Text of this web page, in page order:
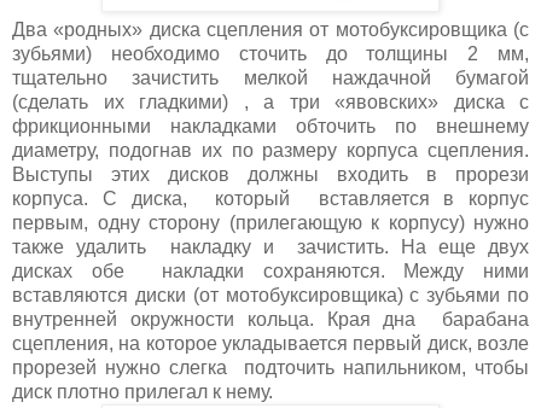
Два «родных» диска сцепления от мотобуксировщика (с
зубьями) необходимо сточить до толщины 2 мм,
тщательно зачистить мелкой наждачной бумагой
(сделать их гладкими) , а три «явовских» диска с
фрикционными накладками обточить по внешнему
диаметру, подогнав их по размеру корпуса сцепления.
Выступы этих дисков должны входить в прорези
корпуса. С диска, который вставляется в корпус
первым, одну сторону (прилегающую к корпусу) нужно
также удалить накладку и зачистить. На еще двух
дисках обе накладки сохраняются. Между ними
вставляются диски (от мотобуксировщика) с зубьями по
внутренней окружности кольца. Края дна барабана
сцепления, на которое укладывается первый диск, возле
прорезей нужно слегка подточить напильником, чтобы
диск плотно прилегал к нему.